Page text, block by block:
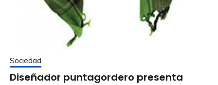
Sociedad
Diseñador puntagordero presenta